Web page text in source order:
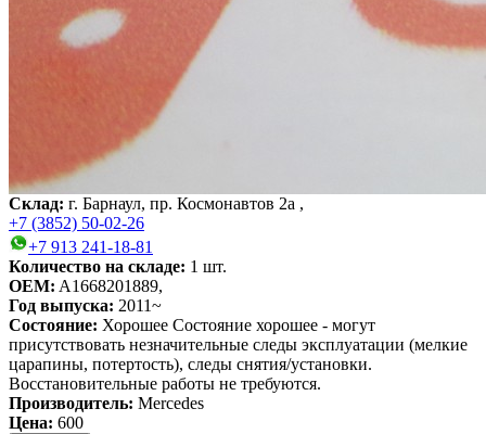
Склад: г. Барнаул, пр. Космонавтов 2а ,
+7 (3852) 50-02-26
+7 913 241-18-81
Количество на складе: 1 шт.
OEM: A1668201889,
Год выпуска: 2011~
Состояние: Хорошее Состояние хорошее - могут
присутствовать незначительные следы эксплуатации (мелкие
царапины, потертость), следы снятия/установки.
Восстановительные работы не требуются.
Производитель: Mercedes
Цена: 600